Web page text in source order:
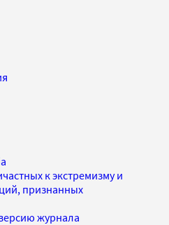
к экстремизму и
признанных
журнала